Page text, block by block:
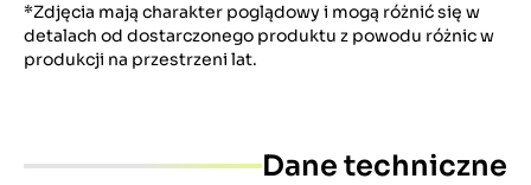
*Zdjęcia mają charakter poglądowy i mogą różnić się w
detalach od dostarczonego produktu z powodu różnic w
produkcji na przestrzeni lat.
Dane techniczne